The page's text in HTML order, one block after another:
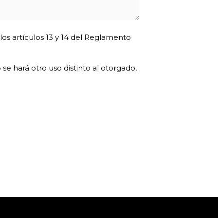
artículos 13 y 14 del Reglamento
hará otro uso distinto al otorgado,